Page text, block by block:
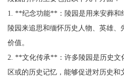
1. **纪念功能**：陵园是用来安葬和
陵园来追思和缅怀历史人物、英雄、
价值。
2. **文化传承**：许多陵园是历史文
区或的历史记忆，能够促进对历史和